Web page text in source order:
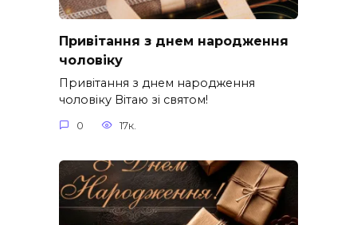
Привітання з днем народження
чоловіку
Привітання з днем народження
чоловіку Вітаю зі святом!
0 17к.